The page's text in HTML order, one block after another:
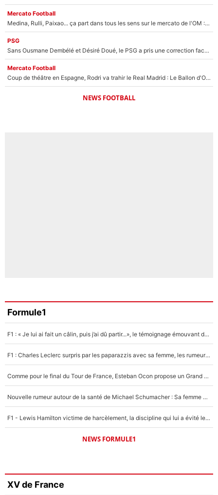
Mercato Football
Medina, Rulli, Paixao... ça part dans tous les sens sur le mercato de l'OM : Frank McCourt va enfin récupérer l'argent qu'il attend ?
PSG
Sans Ousmane Dembélé et Désiré Doué, le PSG a pris une correction face à Majorque : Luis Enrique attend avec impatience des renforts !
Mercato Football
Coup de théâtre en Espagne, Rodri va trahir le Real Madrid : Le Ballon d'Or a choisi de signer au FC Barcelone !
NEWS FOOTBALL
Formule1
F1 : « Je lui ai fait un câlin, puis j’ai dû partir...», le témoignage émouvant de Max Verstappen sur sa fille
F1 : Charles Leclerc surpris par les paparazzis avec sa femme, les rumeurs étaient vraies !
Comme pour le final du Tour de France, Esteban Ocon propose un Grand Prix de Formule 1 à Paris : «Autour de l’Arc de Triomphe, ce serait génial» !
Nouvelle rumeur autour de la santé de Michael Schumacher : Sa femme Corinna sort du silence
F1 - Lewis Hamilton victime de harcèlement, la discipline qui lui a évité le pire : «J'aurais probablement mal tourné»
NEWS FORMULE1
XV de France